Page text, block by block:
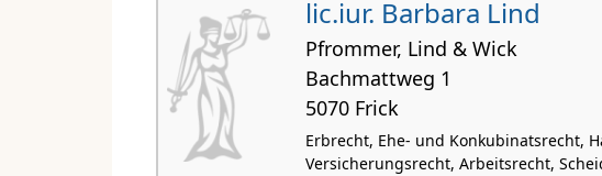
lic.iur. Barbara Lind
Pfrommer, Lind & Wick
Bachmattweg 1
5070 Frick
Erbrecht, Ehe- und Konkubinatsrecht,
Versicherungsrecht, Arbeitsrecht,